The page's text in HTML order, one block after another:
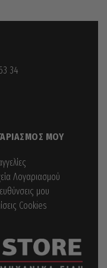
34
ΜΟΥ
Λογαριασμού
μου
Cookies